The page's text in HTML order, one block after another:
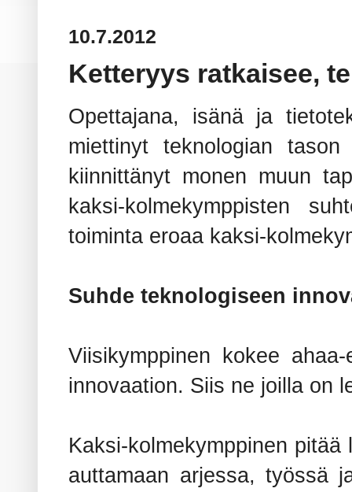
10.7.2012
Ketteryys ratkaisee,
Opettajana, isänä ja
miettinyt teknologian
kiinnittänyt monen muun
kaksi-kolmekymppisten
toiminta eroaa kaksi-
Suhde teknologiseen
Viisikymppinen kokee
innovaation. Siis ne joilla on
Kaksi-kolmekymppinen
auttamaan arjessa, työssä